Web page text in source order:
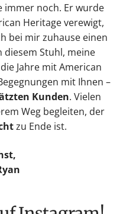
immer noch. Er wurde
Heritage verewigt,
bei mir zuhause einen
diesem Stuhl, meine
Jahre mit American
mit Ihnen –
Kunden. Vielen
Weg begleiten, der
zu Ende ist.